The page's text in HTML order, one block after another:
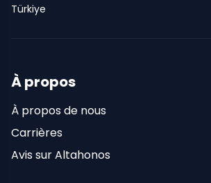
Türkiye
À propos
À propos de nous
Carrières
Avis sur Altahonos